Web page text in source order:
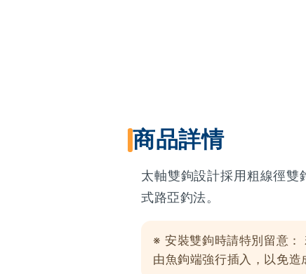
商品詳情
太軸雙鉤設計採用粗線徑
式路亞釣法。
※ 安裝雙鉤時請特別留意
由魚鉤端強行插入，以免造